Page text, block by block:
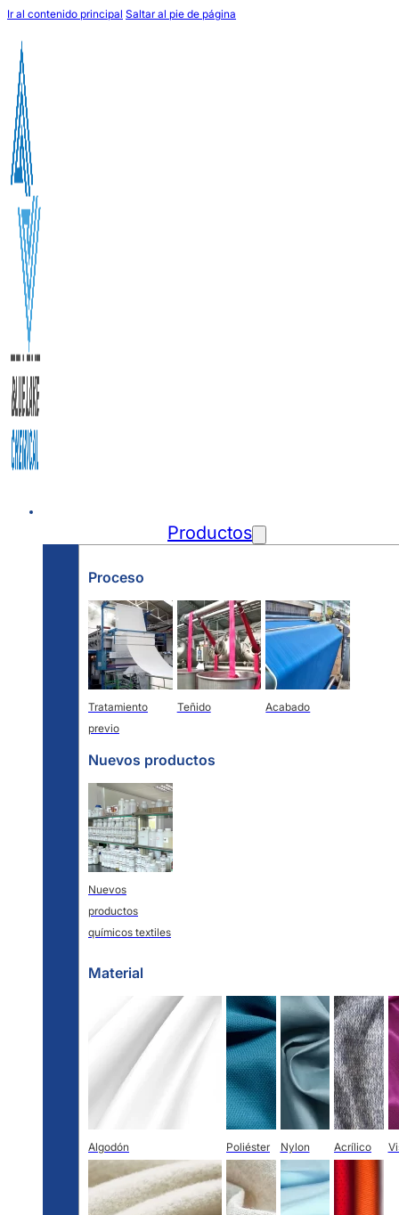
Ir al contenido principal Saltar al pie de página
Productos
Proceso
Tratamiento
previo
Teñido Acabado
Nuevos productos
Nuevos
productos
químicos textiles
Material
Algodón Poliéster Nylon Acrílico